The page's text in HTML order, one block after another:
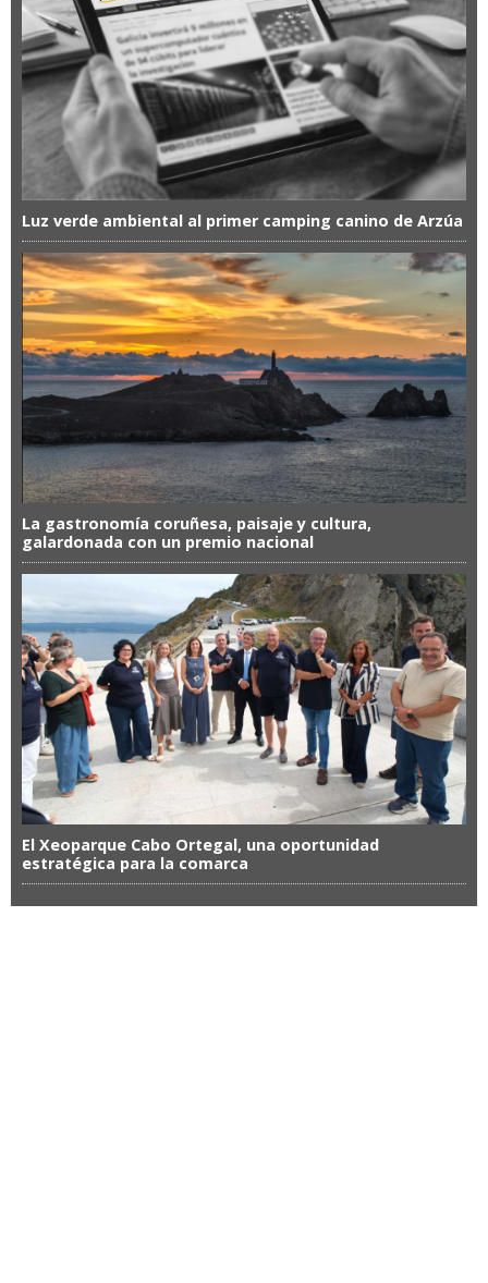
Luz verde ambiental al primer camping canino de Arzúa
La gastronomía coruñesa, paisaje y cultura,
galardonada con un premio nacional
El Xeoparque Cabo Ortegal, una oportunidad
estratégica para la comarca